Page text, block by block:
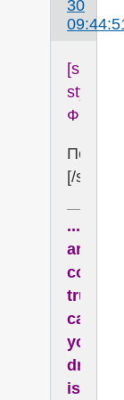
30
[span
Фикус
[/span]
are
coming
true,
cause
your
dream
is